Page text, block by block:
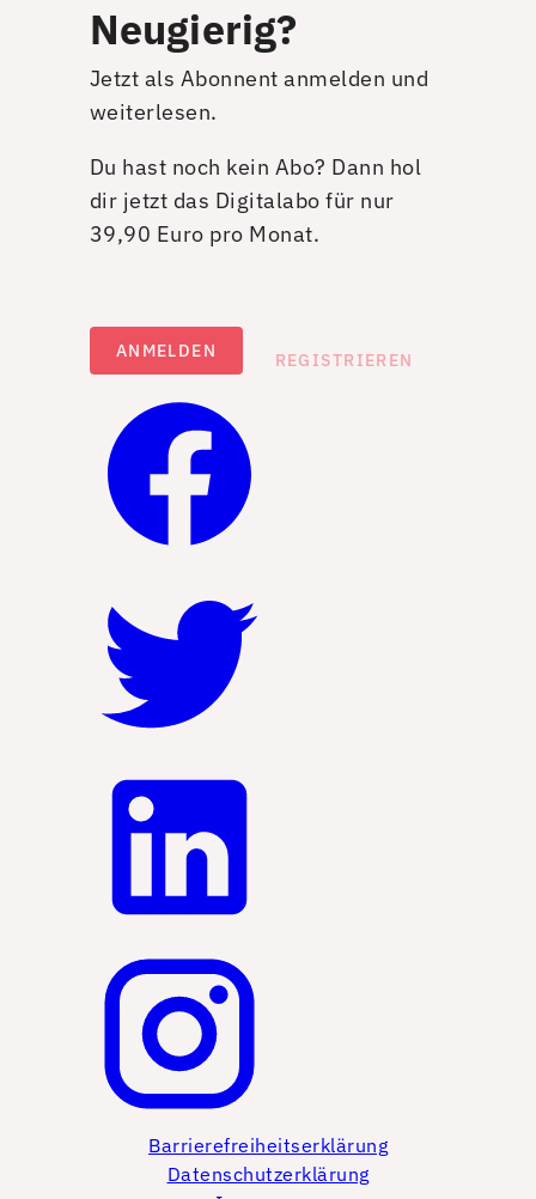
Neugierig?
Jetzt als Abonnent anmelden und
weiterlesen.
Du hast noch kein Abo? Dann hol
dir jetzt das Digitalabo für nur
39,90 Euro pro Monat.
ANMELDEN REGISTRIEREN
Barrierefreiheitserklärung
Datenschutzerklärung